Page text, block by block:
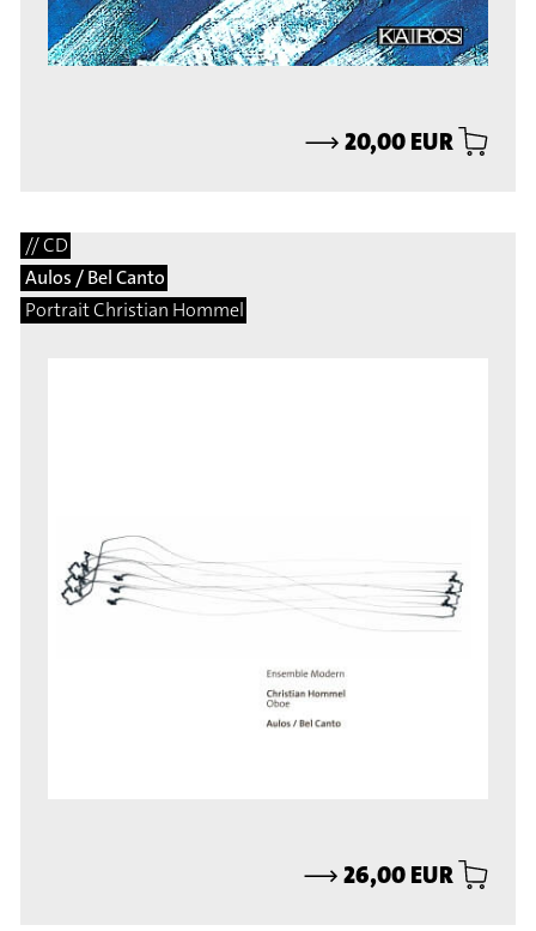
⟶20,00 EUR
// CD
Aulos / Bel Canto
Portrait Christian Hommel
⟶26,00 EUR